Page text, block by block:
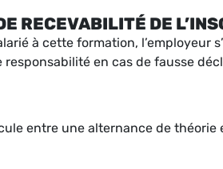
RECEVABILITÉ DE
à cette formation, l’employeur
responsabilité en cas de fausse
entre une alternance de théorie